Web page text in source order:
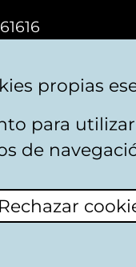
map
propias
para
de
Rechazar